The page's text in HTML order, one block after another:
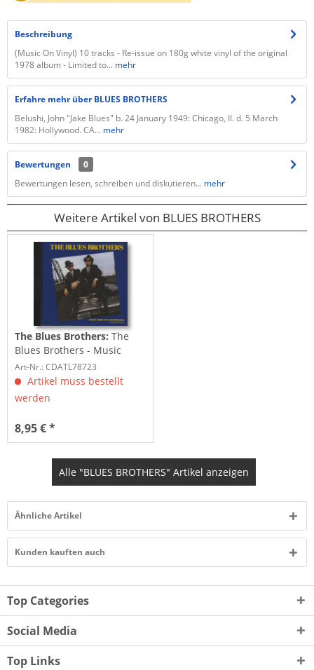
Beschreibung
(Music On Vinyl) 10 tracks - Re-issue on 180g white vinyl of the original
1978 album - Limited to... mehr
Erfahre mehr über BLUES BROTHERS
Belushi, John "Jake Blues" b. 24 January 1949: Chicago, II. d. 5 March
1982: Hollywood. CA... mehr
Bewertungen
0
Bewertungen lesen, schreiben und diskutieren... mehr
Weitere Artikel von BLUES BROTHERS
The Blues Brothers:The
Blues Brothers - Music
From The Soundtrack...
Art-Nr.: CDATL78723
Artikel muss bestellt
werden
8,95 € *
Alle "BLUES BROTHERS" Artikel anzeigen
Ähnliche Artikel
Kunden kauften auch
Top Categories
Social Media
Top Links